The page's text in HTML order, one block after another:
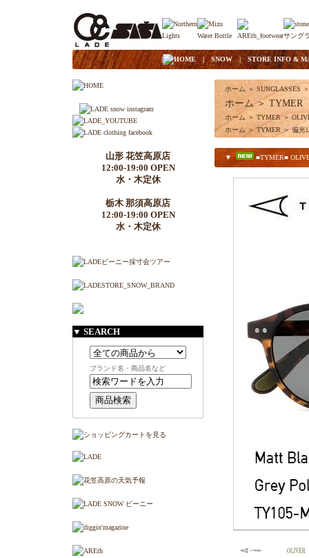
| HOME|SNOW| STORE INFO &
山形 花笠高原店
12:00-19:00 OPEN
水・木定休
栃木 那須高原店
12:00-19:00 OPEN
水・木定休
▼ SEARCH
ブランド名・商品名など
ホーム ＞ SUNGLASSES ＞
ホーム ＞ TYMER
ホーム ＞ TYMER ＞
ホーム ＞ TYMER ＞ 偏光
▼ ■TYMER■